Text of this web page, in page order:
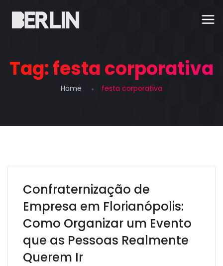
Berlin Floripa
Tag:festa corporativa
Home festa corporativa
Confraternização de
Empresa em Florianópolis:
Como Organizar um Evento
que as Pessoas Realmente
Querem Ir